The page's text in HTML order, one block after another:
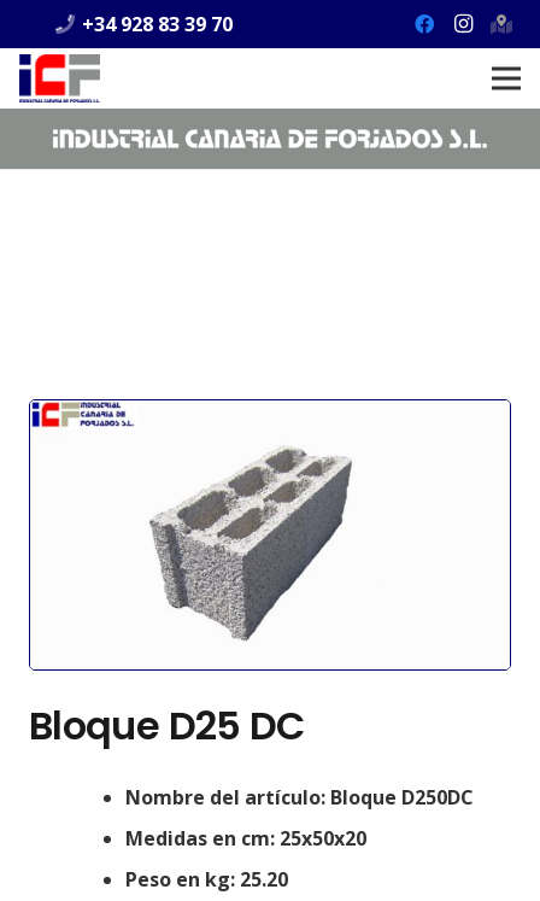
+34 928 83 39 70
Bloque D25 DC
Nombre del artículo: Bloque D250DC
Medidas en cm: 25x50x20
Peso en kg: 25.20